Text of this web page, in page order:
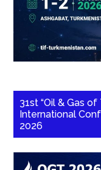
31st “Oil & Gas
International
2026